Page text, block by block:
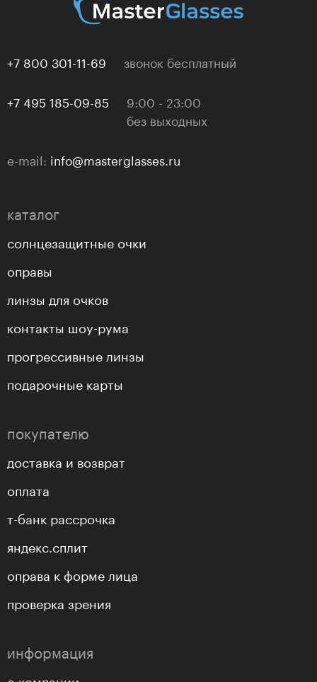
+7 800 301-11-69 звонок бесплатный
+7 495 185-09-85
9:00 - 23:00
без выходных
e-mail: info@masterglasses.ru
каталог
солнцезащитные очки
оправы
линзы для очков
контакты шоу-рума
прогрессивные линзы
подарочные карты
покупателю
доставка и возврат
оплата
т-банк рассрочка
яндекс.сплит
оправа к форме лица
проверка зрения
информация